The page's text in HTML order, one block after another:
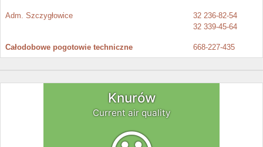
Adm. Szczygłowice
32 236-82-54
32 339-45-64
Całodobowe pogotowie techniczne 668-227-435